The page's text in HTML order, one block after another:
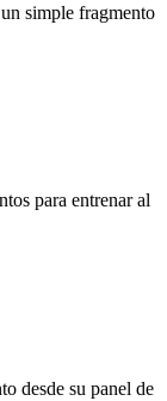
simple fragmento
para entrenar al
desde su panel de